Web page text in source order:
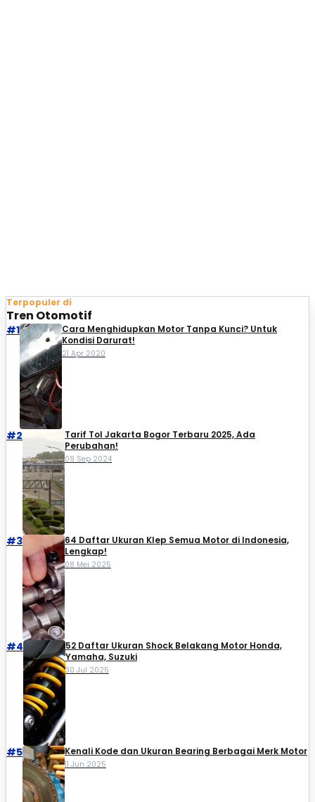
Terpopuler di
Tren Otomotif
#1
Cara Menghidupkan Motor Tanpa Kunci? Untuk
Kondisi Darurat!
21 Apr 2020
#2
Tarif Tol Jakarta Bogor Terbaru 2025, Ada
Perubahan!
09 Sep 2024
#3
64 Daftar Ukuran Klep Semua Motor di Indonesia,
Lengkap!
08 Mei 2025
#4
52 Daftar Ukuran Shock Belakang Motor Honda,
Yamaha, Suzuki​
30 Jul 2025
#5 Kenali Kode dan Ukuran Bearing Berbagai Merk Motor
11 Jun 2025